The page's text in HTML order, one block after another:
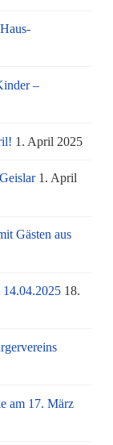
–
1. April 2025
1. April
Gästen aus
18.
am 17. März